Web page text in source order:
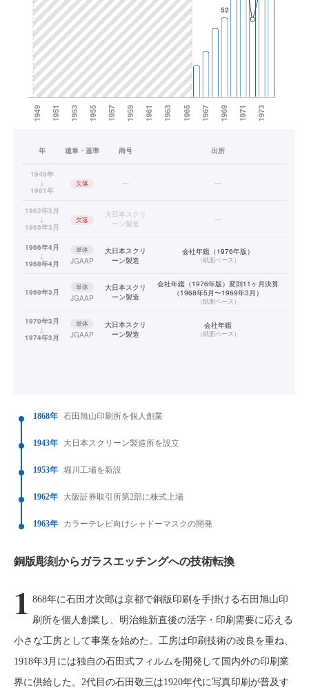
年 連単・基準 商号 出所
1949年
↓
1961年
欠落 — —
1962年3月
↓
1965年3月
欠落
大日本スクリ
ーン製造
—
1966年4月
↓
1968年4月
単体
JGAAP
大日本スクリ
ーン製造
会社年鑑（1976年版）
（紙面ベース）
1969年3月
単体
JGAAP
大日本スクリ
ーン製造
会社年鑑（1976年版）変則11ヶ月決算
（1968年5月〜1969年3月）
（紙面ベース）
1970年3月
↓
1974年3月
単体
JGAAP
大日本スクリ
ーン製造
会社年鑑
（紙面ベース）
1868年 石田旭山印刷所を個人創業
1943年 大日本スクリーン製造所を設立
1953年 堀川工場を新設
1962年 大阪証券取引所第2部に株式上場
1963年 カラーテレビ向けシャドーマスクの開発
銅版彫刻からガラスエッチングへの技術転換
1 868年に石田才次郎は京都で銅版印刷を手掛ける石田旭山印
刷所を個人創業し、明治維新直後の活字・印刷需要に応える
小さな工房として事業を始めた。工房は印刷技術の改良を重ね、
1918年3月には独自の石田式フィルムを開発して国内外の印刷業
界に供給した。2代目の石田敬三は1920年代に写真印刷が普及す